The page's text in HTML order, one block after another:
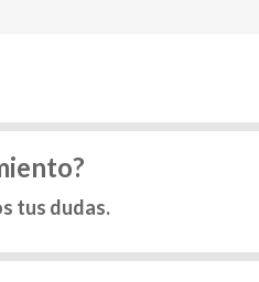
tus dudas.